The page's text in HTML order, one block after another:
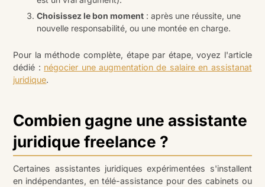
Choisissez le bon moment : après une réussite, une
nouvelle responsabilité, ou une montée en charge.
Pour la méthode complète, étape par étape, voyez l'article
dédié : négocier une augmentation de salaire en assistanat
juridique.
Combien gagne une assistante
juridique freelance ?
Certaines assistantes juridiques expérimentées s'installent
en indépendantes, en télé-assistance pour des cabinets ou